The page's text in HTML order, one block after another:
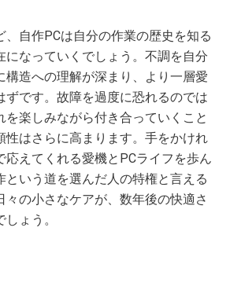
、自作PCは自分の作業の歴史を知る
になっていくでしょう。不調を自分
構造への理解が深まり、より一層愛
ずです。故障を過度に恐れるのでは
を楽しみながら付き合っていくこと
性はさらに高まります。手をかけれ
応えてくれる愛機とPCライフを歩ん
という道を選んだ人の特権と言える
々の小さなケアが、数年後の快適さ
ょう。